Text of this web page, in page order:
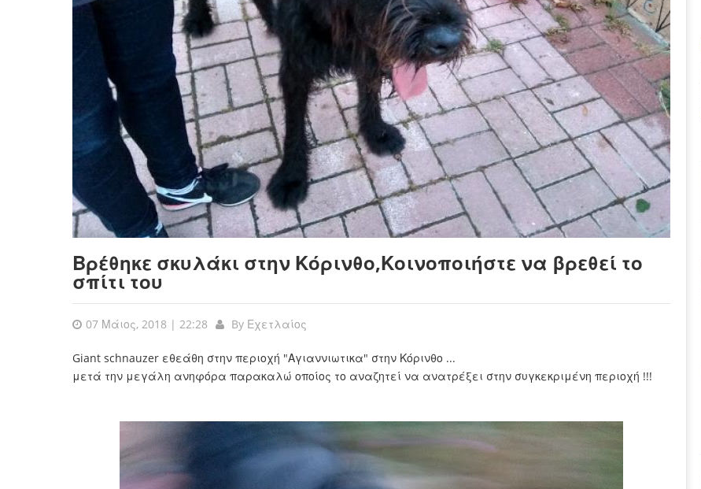
Βρέθηκε σκυλάκι στην Κόρινθο,Κοινοποιήστε να βρεθεί το
σπίτι του
07 Μάιος, 2018 | 22:28 By Εχετλαίος
Giant schnauzer εθεάθη στην περιοχή "Αγιαννιωτικα" στην Κόρινθο ...
μετά την μεγάλη ανηφόρα παρακαλώ οποίος το αναζητεί να ανατρέξει στην συγκεκριμένη περιοχή !!!